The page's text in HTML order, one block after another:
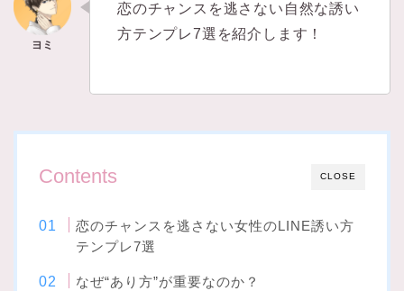
恋のチャンスを逃さない自然な誘い
方テンプレ7選を紹介します！
CLOSE
Contents
恋のチャンスを逃さない女性のLINE誘い方
テンプレ7選
なぜ“あり方”が重要なのか？